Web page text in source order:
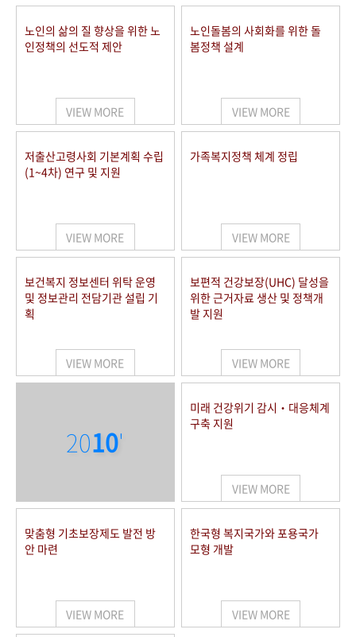
노인의 삶의 질 향상을 위한 노
인정책의 선도적 제안
VIEW MORE
노인돌봄의 사회화를 위한 돌
봄정책 설계
VIEW MORE
저출산고령사회 기본계획 수립
(1~4차) 연구 및 지원
VIEW MORE
가족복지정책 체계 정립
VIEW MORE
보건복지 정보센터 위탁 운영
및 정보관리 전담기관 설립 기
획
VIEW MORE
보편적 건강보장(UHC) 달성을
위한 근거자료 생산 및 정책개
발 지원
VIEW MORE
2010'
미래 건강위기 감시‧대응체계
구축 지원
VIEW MORE
맞춤형 기초보장제도 발전 방
안 마련
VIEW MORE
한국형 복지국가와 포용국가
모형 개발
VIEW MORE